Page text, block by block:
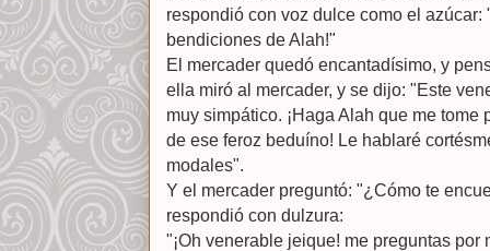
respondió con voz dulce como el azúcar:
bendiciones de Alah!"
El mercader quedó encantadísimo, y
ella miró al mercader, y se dijo: "Este
muy simpático. ¡Haga Alah que me
de ese feroz beduíno! Le hablaré
modales".
Y el mercader preguntó: "¿Cómo te
respondió con dulzura:
"¡Oh venerable jeique! me preguntas por